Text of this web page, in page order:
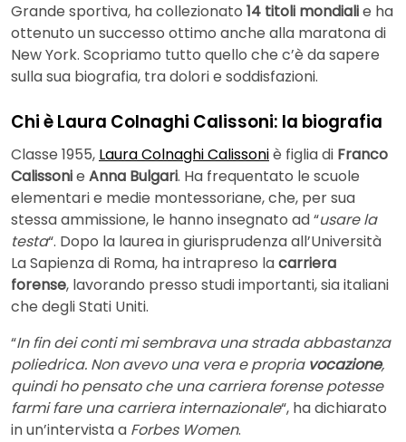
Grande sportiva, ha collezionato 14 titoli mondialie ha
ottenuto un successo ottimo anche alla maratona di
New York. Scopriamo tutto quello che c’è da sapere
sulla sua biografia, tra dolori e soddisfazioni.
Chi è Laura Colnaghi Calissoni: la biografia
Classe 1955, Laura Colnaghi Calissoniè figlia di Franco
Calissonie Anna Bulgari. Ha frequentato le scuole
elementari e medie montessoriane, che, per sua
stessa ammissione, le hanno insegnato ad “usare la
testa“. Dopo la laurea in giurisprudenza all’Università
La Sapienza di Roma, ha intrapreso lacarriera
forense, lavorando presso studi importanti, sia italiani
che degli Stati Uniti.
“In fin dei conti mi sembrava una strada abbastanza
poliedrica. Non avevo una vera e propria vocazione,
quindi ho pensato che una carriera forense potesse
farmi fare una carriera internazionale“, ha dichiarato
in un’intervista a Forbes Women.